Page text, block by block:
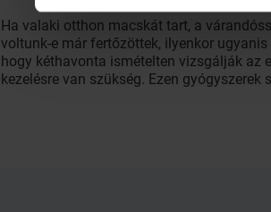
Ha valaki otthon macskát tart, a
voltunk-e már fertőzöttek, ilyenkor
hogy kéthavonta ismételten vizsgálják az
kezelésre van szükség. Ezen